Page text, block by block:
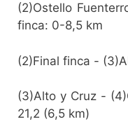
(2)Ostello
finca: 0-8,5 km
(2)Final finca -
(3)Alto y Cruz -
21,2 (6,5 km)